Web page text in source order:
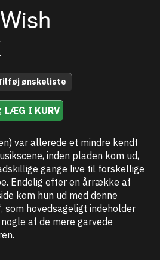
ønskeliste
LÆG I KURV
var allerede et mindre kendt
inden pladen kom ud,
gange live til forskellige
Endelig efter en årrække af
kom hun ud med denne
som hovedsageligt indeholder
af de mere garvede